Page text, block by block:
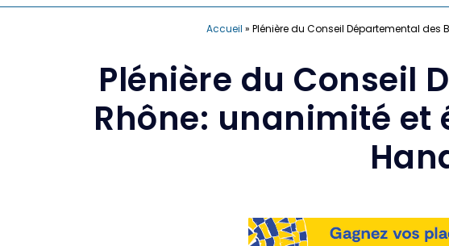
Accueil » Plénière du Conseil Départemental
Plénière du Conseil
Rhône: unanimité et